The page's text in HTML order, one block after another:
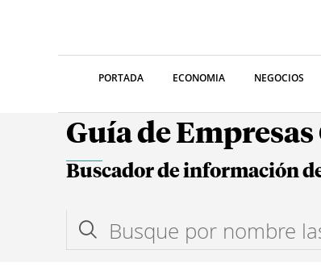
PORTADA ECONOMIA NEGOCIOS
Guía de
Buscador de información